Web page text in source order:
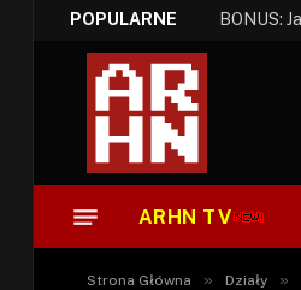
POPULARNE
ARHN TV
Strona Główna » Działy »